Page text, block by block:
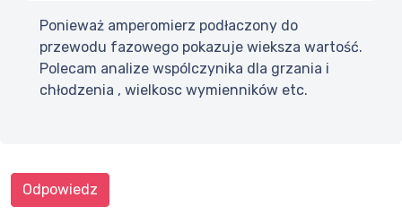
Ponieważ amperomierz podłaczony do
przewodu fazowego pokazuje wieksza wartość.
Polecam analize wspólczynika dla grzania i
chłodzenia , wielkosc wymienników etc.
Odpowiedz